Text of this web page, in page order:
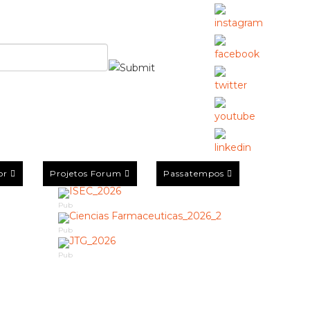
Projetos Forum Passatempos
Pub
Pub
Pub